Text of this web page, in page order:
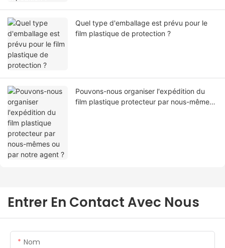
Quel type d'emballage est prévu pour le
film plastique de protection ?
Pouvons-nous organiser l'expédition du
film plastique protecteur par nous-mêmes
Entrer En Contact Avec Nous
Nom